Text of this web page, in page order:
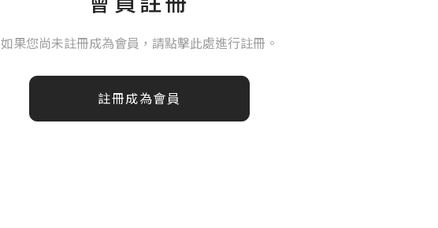
如果您尚未註冊成為會員，請點擊此處進行註冊。
註冊成為會員